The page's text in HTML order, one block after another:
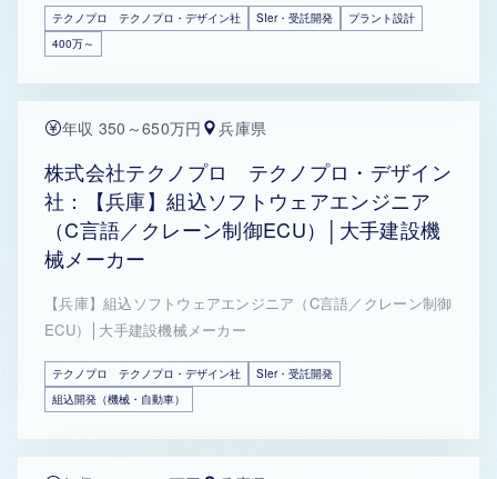
テクノプロ テクノプロ・デザイン社 SIer・受託開発
プラント設計
400万～
年収 350～650万円 兵庫県
株式会社テクノプロ テクノプロ・デザイン
社：【兵庫】組込ソフトウェアエンジニア
（C言語／クレーン制御ECU）│大手建設機
械メーカー
【兵庫】組込ソフトウェアエンジニア（C言語／クレーン制御
ECU）│大手建設機械メーカー
テクノプロ テクノプロ・デザイン社
SIer・受託開発
組込開発（機械・自動車）